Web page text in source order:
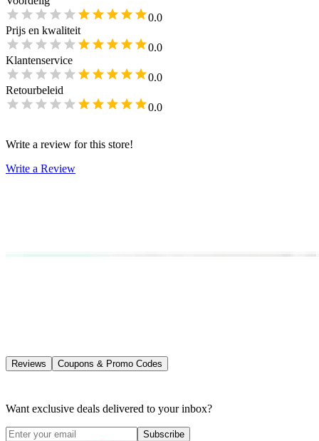
0.0
Prijs en kwaliteit
0.0
Klantenservice
0.0
Retourbeleid
0.0
Write a review for this store!
Write a Review
Reviews Coupons & Promo Codes
Want exclusive deals delivered to your inbox?
Subscribe